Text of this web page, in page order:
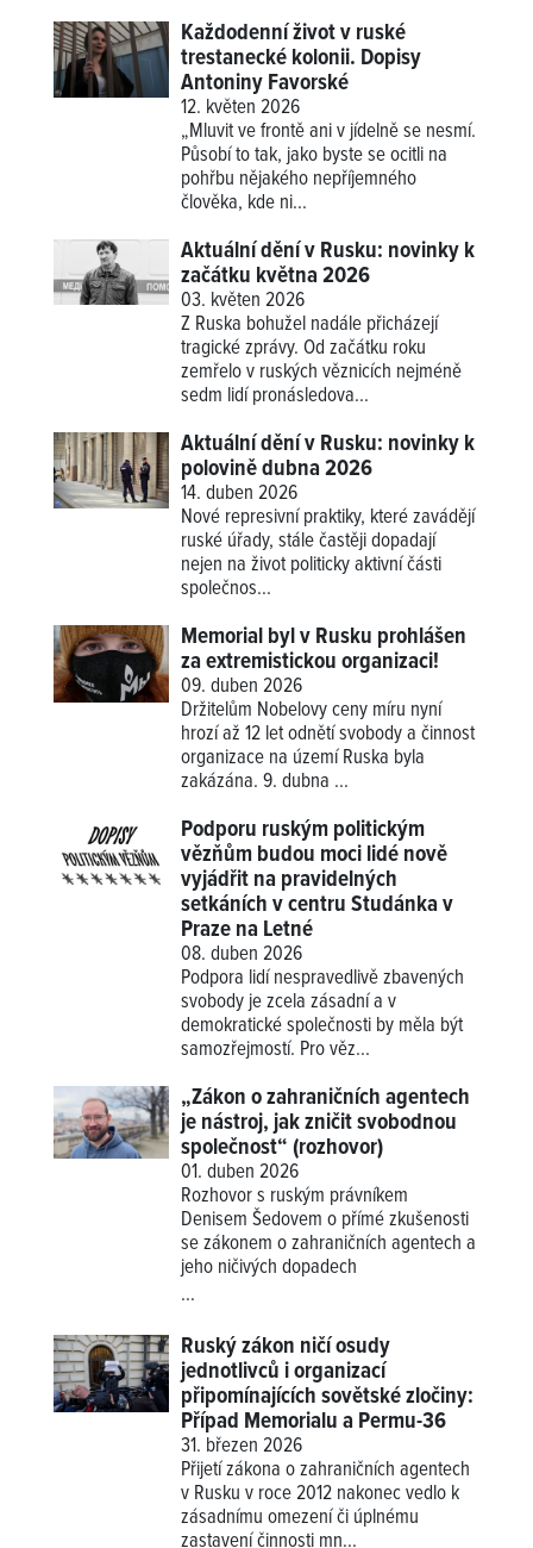
Každodenní život v ruské
trestanecké kolonii. Dopisy
Antoniny Favorské
12. květen 2026
„Mluvit ve frontě ani v jídelně se nesmí.
Působí to tak, jako byste se ocitli na
pohřbu nějakého nepříjemného
člověka, kde ni...
Aktuální dění v Rusku: novinky k
začátku května 2026
03. květen 2026
Z Ruska bohužel nadále přicházejí
tragické zprávy. Od začátku roku
zemřelo v ruských věznicích nejméně
sedm lidí pronásledova...
Aktuální dění v Rusku: novinky k
polovině dubna 2026
14. duben 2026
Nové represivní praktiky, které zavádějí
ruské úřady, stále častěji dopadají
nejen na život politicky aktivní části
společnos...
Memorial byl v Rusku prohlášen
za extremistickou organizaci!
09. duben 2026
Držitelům Nobelovy ceny míru nyní
hrozí až 12 let odnětí svobody a činnost
organizace na území Ruska byla
zakázána. 9. dubna ...
Podporu ruským politickým
vězňům budou moci lidé nově
vyjádřit na pravidelných
setkáních v centru Studánka v
Praze na Letné
08. duben 2026
Podpora lidí nespravedlivě zbavených
svobody je zcela zásadní a v
demokratické společnosti by měla být
samozřejmostí. Pro věz...
„Zákon o zahraničních agentech
je nástroj, jak zničit svobodnou
společnost“ (rozhovor)
01. duben 2026
Rozhovor s ruským právníkem
Denisem Šedovem o přímé zkušenosti
se zákonem o zahraničních agentech a
jeho ničivých dopadech
...
Ruský zákon ničí osudy
jednotlivců i organizací
připomínajících sovětské zločiny:
Případ Memorialu a Permu-36
31. březen 2026
Přijetí zákona o zahraničních agentech
v Rusku v roce 2012 nakonec vedlo k
zásadnímu omezení či úplnému
zastavení činnosti mn...